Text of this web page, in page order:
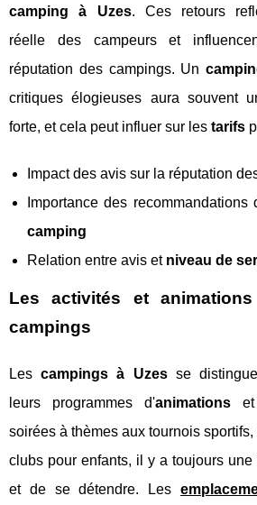
camping à Uzes. Ces retours
réelle des campeurs et
réputation des campings. Un
critiques élogieuses aura souvent
forte, et cela peut influer sur les tarifs
Impact des avis sur la réputation
Importance des
camping
Relation entre avis et niveau de
Les activités et
campings
Lescampings à Uzesse
leurs programmes d'animationset
soirées à thèmes aux tournois
clubs pour enfants, il y a toujours une
et de se détendre. Les